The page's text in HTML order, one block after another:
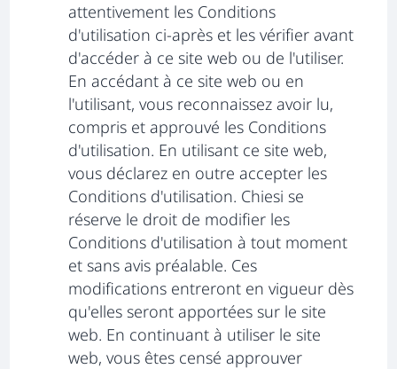
attentivement les Conditions
d'utilisation ci-après et les vérifier avant
d'accéder à ce site web ou de l'utiliser.
En accédant à ce site web ou en
l'utilisant, vous reconnaissez avoir lu,
compris et approuvé les Conditions
d'utilisation. En utilisant ce site web,
vous déclarez en outre accepter les
Conditions d'utilisation. Chiesi se
réserve le droit de modifier les
Conditions d'utilisation à tout moment
et sans avis préalable. Ces
modifications entreront en vigueur dès
qu'elles seront apportées sur le site
web. En continuant à utiliser le site
web, vous êtes censé approuver